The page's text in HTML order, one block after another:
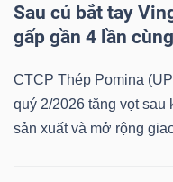
Sau cú bắt tay
gấp gần 4 lần
CTCP Thép Pomina
quý 2/2026 tăng vọt sau
sản xuất và mở rộng